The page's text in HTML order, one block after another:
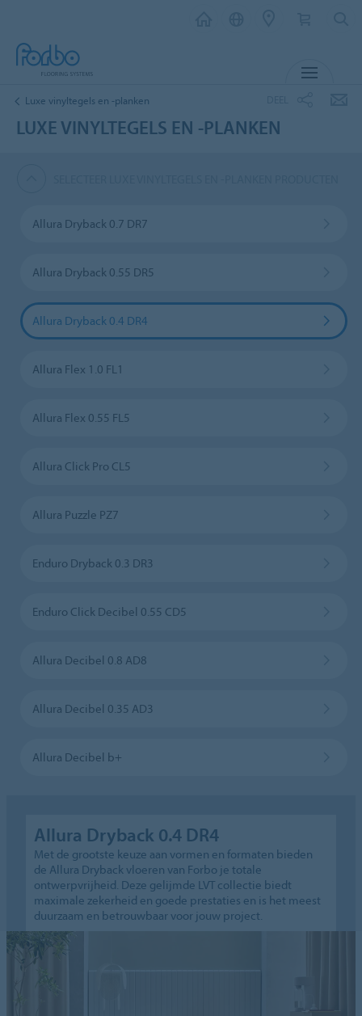
Luxe vinyltegels en -planken
LUXE VINYLTEGELS EN -PLANKEN
Allura Dryback 0.7 DR7
Allura Dryback 0.55 DR5
Allura Dryback 0.4 DR4
Allura Flex 1.0 FL1
Allura Flex 0.55 FL5
Allura Click Pro CL5
Allura Puzzle PZ7
Enduro Dryback 0.3 DR3
Enduro Click Decibel 0.55 CD5
Allura Decibel 0.8 AD8
Allura Decibel 0.35 AD3
Allura Decibel b+
Allura Dryback 0.4 DR4
Met de grootste keuze aan vormen en formaten bieden
de Allura Dryback vloeren van Forbo je totale
ontwerpvrijheid. Deze gelijmde LVT collectie biedt
maximale zekerheid en goede prestaties en is het meest
duurzaam en betrouwbaar voor jouw project.